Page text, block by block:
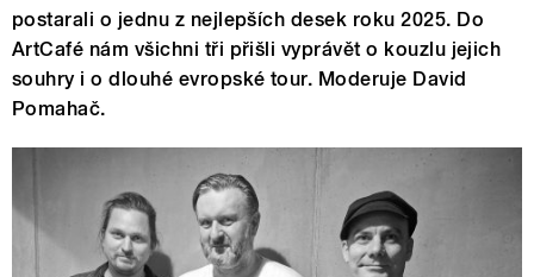
postarali o jednu z nejlepších desek roku 2025. Do
ArtCafé nám všichni tři přišli vyprávět o kouzlu jejich
souhry i o dlouhé evropské tour. Moderuje David
Pomahač.